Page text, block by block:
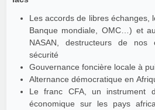
Les accords de libres échanges,
Banque mondiale, OMC…) et
NASAN, destructeurs de
sécurité
Gouvernance foncière locale à
Alternance démocratique en
Le franc CFA, un instrument
économique sur les pays